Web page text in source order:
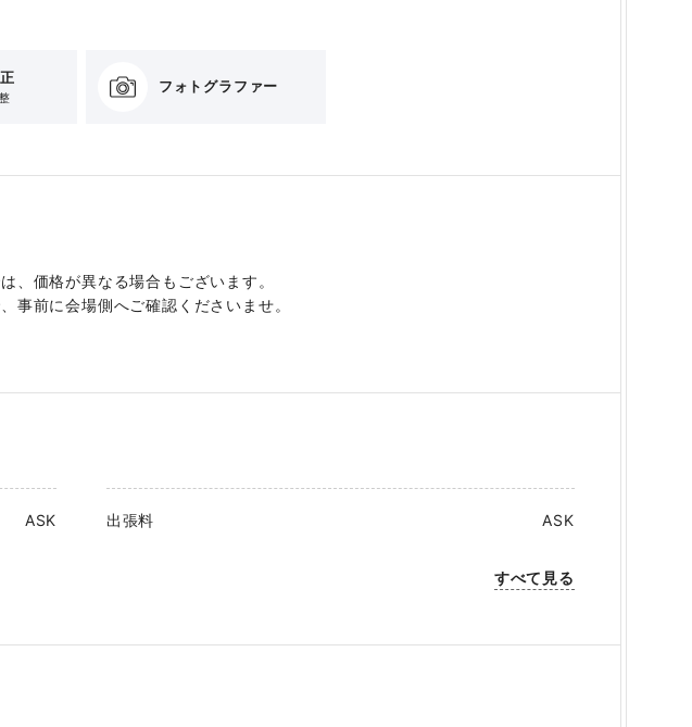
フォトグラファー
、価格が異なる場合もございます。
事前に会場側へご確認くださいませ。
ASK 出張料 ASK
すべて見る